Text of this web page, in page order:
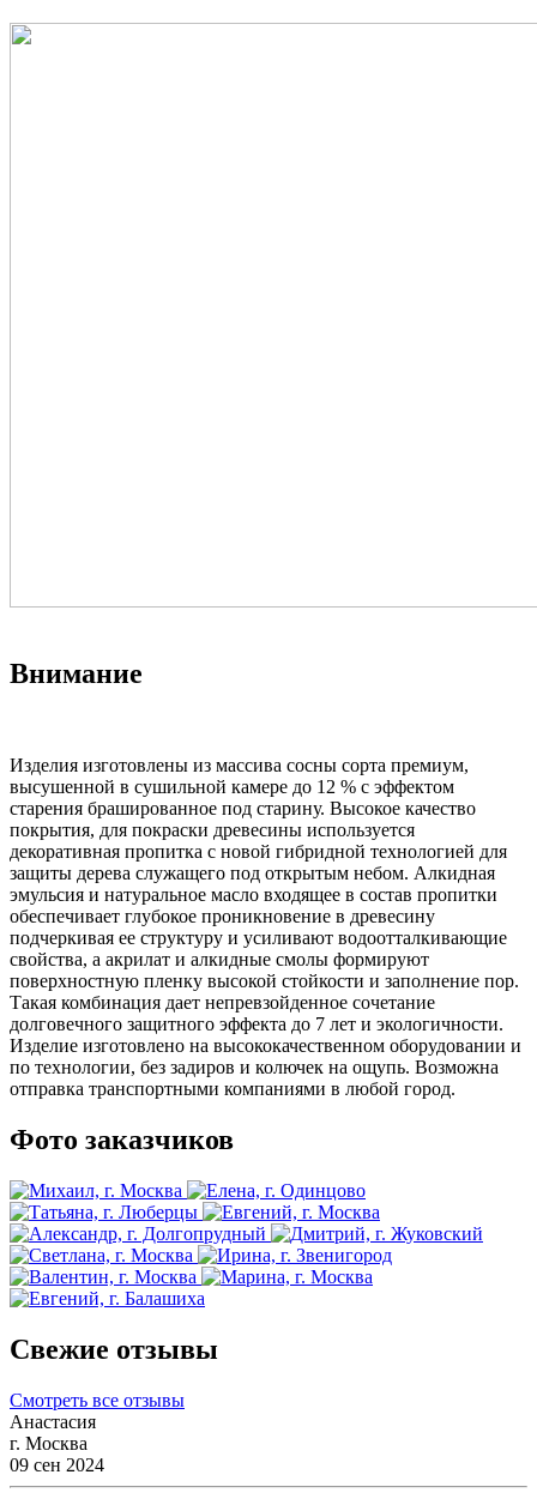
Внимание
Изделия изготовлены из массива сосны сорта премиум,
высушенной в сушильной камере до 12 % с эффектом
старения брашированное под старину. Высокое качество
покрытия, для покраски древесины используется
декоративная пропитка с новой гибридной технологией для
защиты дерева служащего под открытым небом. Алкидная
эмульсия и натуральное масло входящее в состав пропитки
обеспечивает глубокое проникновение в древесину
подчеркивая ее структуру и усиливают водоотталкивающие
свойства, а акрилат и алкидные смолы формируют
поверхностную пленку высокой стойкости и заполнение пор.
Такая комбинация дает непревзойденное сочетание
долговечного защитного эффекта до 7 лет и экологичности.
Изделие изготовлено на высококачественном оборудовании и
по технологии, без задиров и колючек на ощупь. Возможна
отправка транспортными компаниями в любой город.
Фото заказчиков
Свежие отзывы
Смотреть все отзывы
Анастасия
г. Москва
09 сен 2024